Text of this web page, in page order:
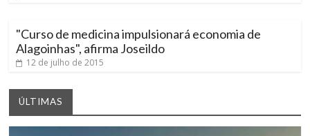
"Curso de medicina impulsionará economia de
Alagoinhas", afirma Joseildo
12 de julho de 2015
ÚLTIMAS